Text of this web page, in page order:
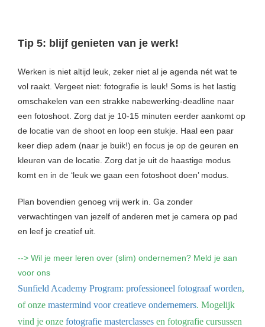
Tip 5: blijf genieten van je werk!
Werken is niet altijd leuk, zeker niet al je agenda nét wat te
vol raakt. Vergeet niet: fotografie is leuk! Soms is het lastig
omschakelen van een strakke nabewerking-deadline naar
een fotoshoot. Zorg dat je 10-15 minuten eerder aankomt op
de locatie van de shoot en loop een stukje. Haal een paar
keer diep adem (naar je buik!) en focus je op de geuren en
kleuren van de locatie. Zorg dat je uit de haastige modus
komt en in de ‘leuk we gaan een fotoshoot doen’ modus.
Plan bovendien genoeg vrij werk in. Ga zonder
verwachtingen van jezelf of anderen met je camera op pad
en leef je creatief uit.
--> Wil je meer leren over (slim) ondernemen? Meld je aan
voor ons
Sunfield Academy Program: professioneel fotograaf worden,
of onze mastermind voor creatieve ondernemers. Mogelijk
vind je onze fotografie masterclasses en fotografie cursussen